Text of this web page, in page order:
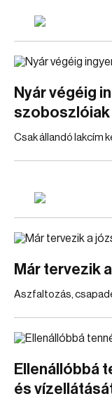
Nyár végéig
szoboszlóiak
Csak állandó lakcím
Már tervezik
Aszfaltozás,
Ellenállóbbá
és